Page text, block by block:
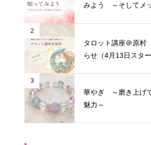
みよう ～そしてメ
2
タロット講座＠原
らせ（4月13日スター
3
華やぎ ～磨き上げ
魅力～